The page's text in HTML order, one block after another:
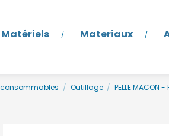
Matériels Materiaux
Outillage PELLE MACON -